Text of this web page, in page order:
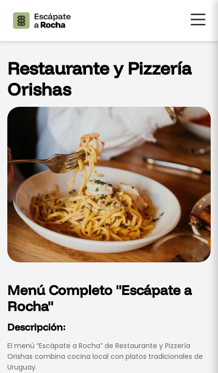
Restaurante y Pizzería
Orishas
Menú Completo "Escápate a
Rocha"
Descripción:
El menú “Escápate a Rocha” de Restaurante y Pizzería
Orishas combina cocina local con platos tradicionales de
Uruguay.